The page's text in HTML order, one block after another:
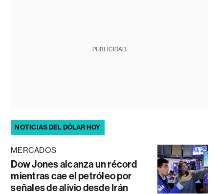
PUBLICIDAD
NOTICIAS DEL DÓLAR HOY
MERCADOS
Dow Jones alcanza un récord
mientras cae el petróleo por
señales de alivio desde Irán